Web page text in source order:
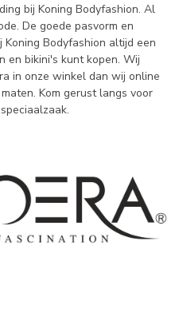
bij Koning Bodyfashion. Al
De goede pasvorm en
Bodyfashion altijd een
en bikini's kunt kopen. Wij
in onze winkel dan wij online
Kom gerust langs voor